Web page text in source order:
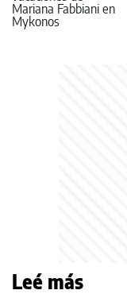
Leé más